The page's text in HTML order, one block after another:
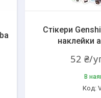
Стікери
наклейки
52 ₴/
В